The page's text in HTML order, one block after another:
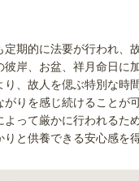
定期的に法要が行われ、
彼岸、お盆、祥月命日に
、故人を偲ぶ特別な時
りを感じ続けることが
よって厳かに行われるた
と供養できる安心感を